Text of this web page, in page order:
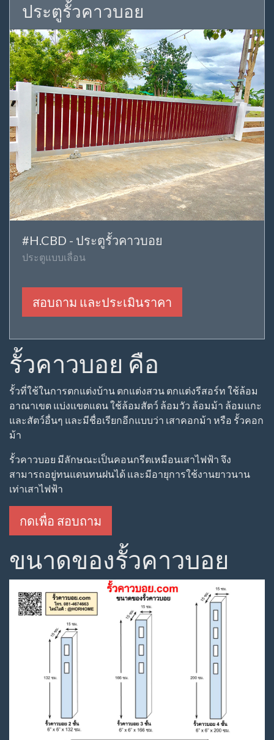
ประตูรั้วคาวบอย
#H.CBD - ประตูรั้วคาวบอย
ประตูแบบเลื่อน
สอบถาม และประเมินราคา
รั้วคาวบอย คือ
รั้วที่ใช้ในการตกแต่งบ้าน ตกแต่งสวน ตกแต่งรีสอร์ท ใช้ล้อม
อาณาเขต แบ่งแขตแดน ใช้ล้อมสัตว์ ล้อมวัว ล้อมม้า ล้อมแกะ
และสัตว์อื่นๆ และมีชื่อเรียกอีกแบบว่า เสาคอกม้า หรือ รั้วคอก
ม้า
รั้วคาวบอย มีลักษณะเป็นคอนกรีตเหมือนเสาไฟฟ้า จึง
สามารถอยู่ทนแดนทนฝนได้ และมีอายุการใช้งานยาวนาน
เท่าเสาไฟฟ้า
กดเพื่อ สอบถาม
ขนาดของรั้วคาวบอย